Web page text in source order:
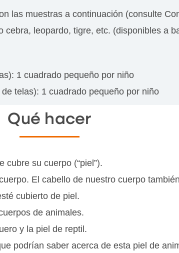
las muestras a continuación (consulte
leopardo, tigre, etc. (disponibles a
1 cuadrado pequeño por niño
telas): 1 cuadrado pequeño por niño
Qué hacer
su cuerpo (“piel”).
El cabello de nuestro cuerpo
cubierto de piel.
de animales.
y la piel de reptil.
podrían saber acerca de esta piel de